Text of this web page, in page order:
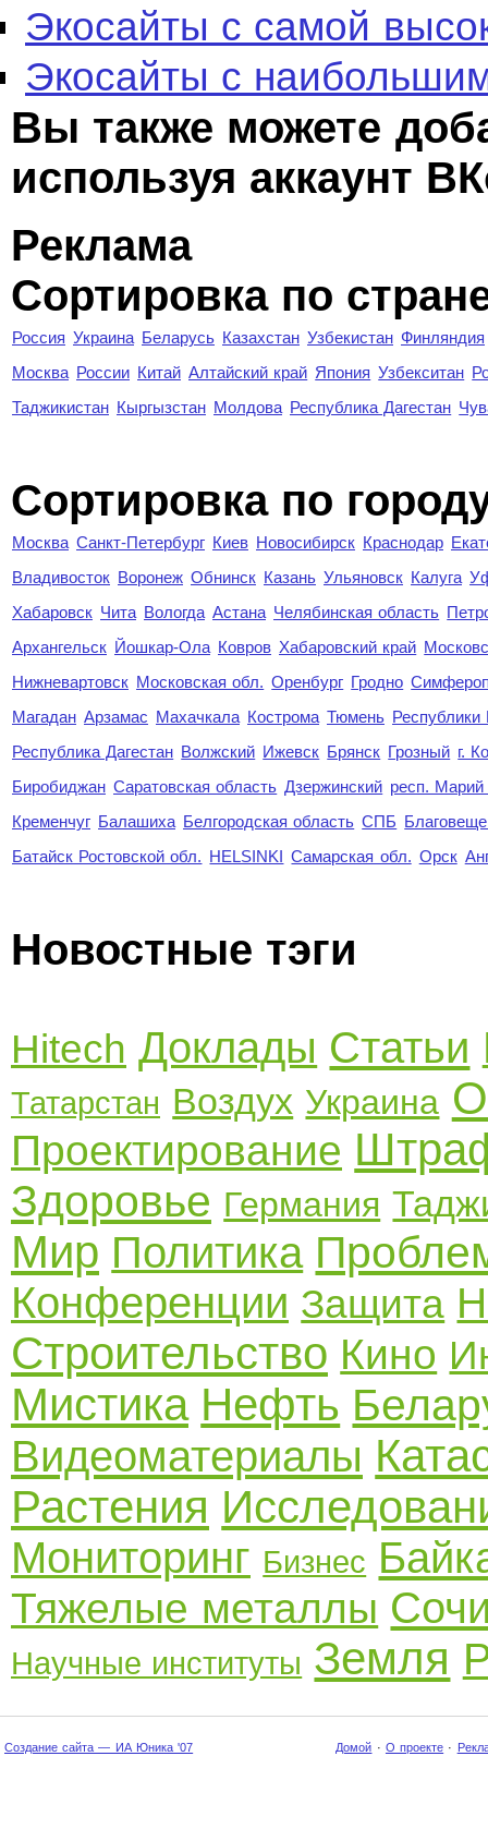
Экосайты с самой
Экосайты с
Вы также можете
используя аккаунт
Реклама
Сортировка по
Россия Украина Беларусь Казахстан Узбекистан Финляндия
Москва России Китай Алтайский край Япония Узбекситан
Таджикистан Кыргызстан Молдова Республика Дагестан
Cортировка по
Москва Санкт-Петербург Киев Новосибирск Краснодар
Владивосток Воронеж Обнинск Казань Ульяновск Калуга
Хабаровск Чита Вологда Астана Челябинская область
Архангельск Йошкар-Ола Ковров Хабаровский край
Нижневартовск Московская обл. Оренбург Гродно
Магадан Арзамас Махачкала Кострома Тюмень Республики
Республика Дагестан Волжский Ижевск Брянск Грозный г.
Биробиджан Саратовская область Дзержинский респ.
Кременчуг Балашиха Белгородская область СПБ
Батайск Ростовской обл. HELSINKI Самарская обл. Орск
Новостные тэги
Hitech Доклады Статьи
Татарстан Воздух Украина
Проектирование
Здоровье Германия
Мир Политика
Конференции Защита
Строительство Кино
Мистика Нефть
Видеоматериалы
Растения
Мониторинг Бизнес
Тяжелые металлы
Научные институты Земля
Создание сайта — ИА Юника '07 Домой · О проекте ·